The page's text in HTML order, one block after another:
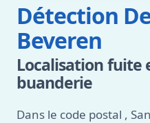
Détection
Beveren
Localisation fuite
buanderie
Dans le code postal ,